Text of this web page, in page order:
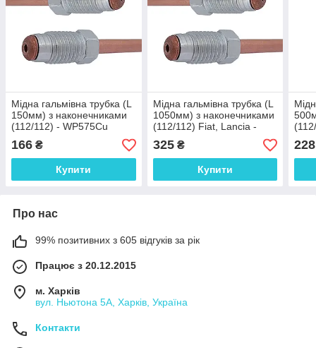
Мідна гальмівна трубка (L
150мм) з наконечниками
(112/112) - WP575Cu
166 ₴
Купити
Мідна гальмівна трубка (L
1050мм) з наконечниками
(112/112) Fiat, Lancia -
WP052Cu
325₴
Купити
228
Про нас
99% позитивних з 605 відгуків за рік
Працює з 20.12.2015
м. Харків
вул. Ньютона 5А, Харків, Україна
Контакти